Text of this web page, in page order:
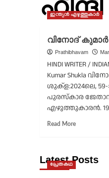
ഇന്ത്യൻ എഴുത്തുകാർ
വിനോദ്
Prathibhavam
HINDI WRITER /
Kumar Shukla
ശുക്ള:2024ലെ,
പുരസ്കാര ജേതാവ്.
എഴുത്തുകാരൻ.
Read MoreRead
കുമാർ
ശുക്ല
Latest Posts
പ്രേതകഥ